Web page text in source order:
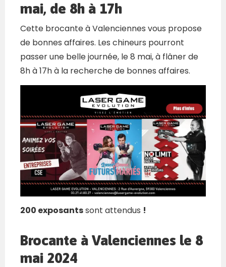
mai, de 8h à 17h
Cette brocante à Valenciennes vous propose
de bonnes affaires. Les chineurs pourront
passer une belle journée, le 8 mai, à flâner de
8h à 17h à la recherche de bonnes affaires.
200 exposantssont attendus !
Brocante à Valenciennes le 8
mai 2024